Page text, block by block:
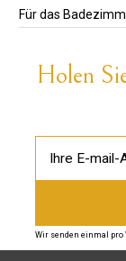
Für das
Holen
Wir senden einmal pro